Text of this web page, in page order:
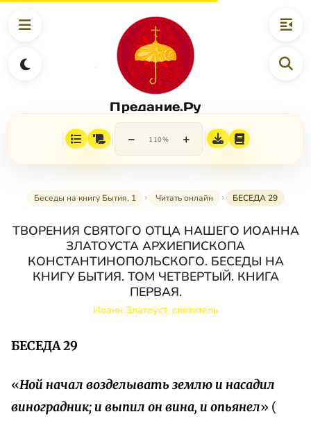
Предание.Ру
− 110% +
Беседы на книгу Бытия, 1 Читать онлайн БЕСЕДА 29
ТВОРЕНИЯ СВЯТОГО ОТЦА НАШЕГО ИОАННА
ЗЛАТОУСТА АРХИЕПИСКОПА
КОНСТАНТИНОПОЛЬСКОГО. БЕСЕДЫ НА
КНИГУ БЫТИЯ. ТОМ ЧЕТВЕРТЫЙ. КНИГА
ПЕРВАЯ.
Иоанн Златоуст, святитель
БЕСЕДА 29
«Ной начал возделывать землю и насадил
виноградник; и выпил он вина, и опьянел» (